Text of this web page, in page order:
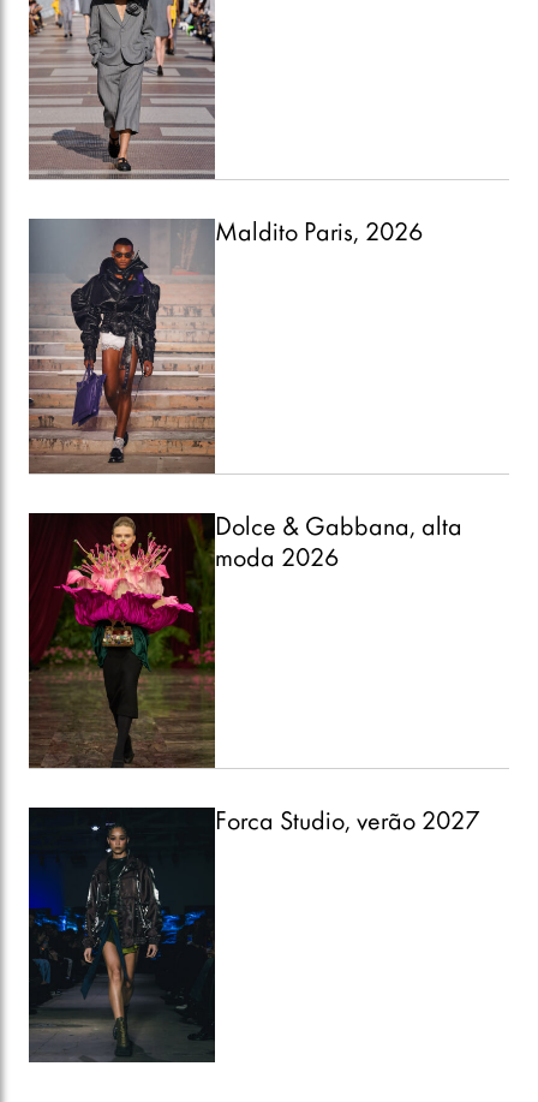
Maldito Paris, 2026
Dolce & Gabbana, alta
moda 2026
Forca Studio, verão 2027